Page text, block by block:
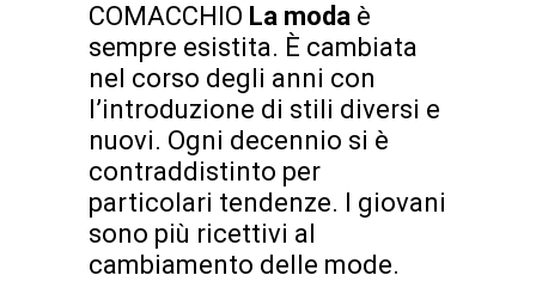
COMACCHIO La moda è
sempre esistita. È cambiata
nel corso degli anni con
l’introduzione di stili diversi e
nuovi. Ogni decennio si è
contraddistinto per
particolari tendenze. I giovani
sono più ricettivi al
cambiamento delle mode.